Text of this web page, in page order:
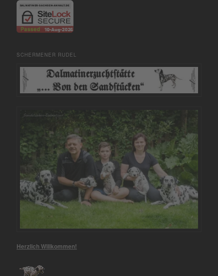
SCHERMENER RUDEL
Herzlich Willkommen!